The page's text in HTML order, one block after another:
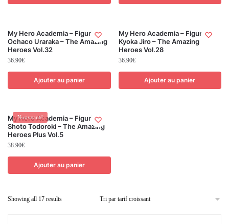
My Hero Academia – Figurine
Ochaco Uraraka – The Amazing
Heroes Vol.32
36.90€
Ajouter au panier
My Hero Academia – Figurine
Kyoka Jiro – The Amazing
Heroes Vol.28
36.90€
Ajouter au panier
Nouveauté
My Hero Academia – Figurine
Shoto Todoroki – The Amazing
Heroes Plus Vol.5
38.90€
Ajouter au panier
Showing all 17 results